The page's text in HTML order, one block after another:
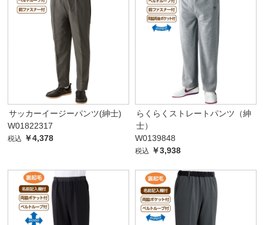
サッカーイージーパンツ(紳士)
W01822317
税込 ￥4,378
らくらくストレートパンツ（紳
士）
W0139848
税込 ￥3,938